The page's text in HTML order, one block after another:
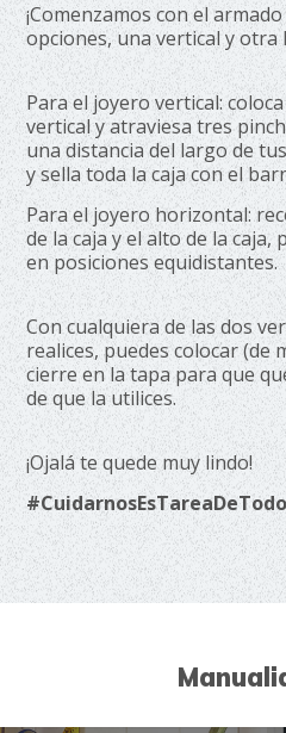
¡Comenzamos con el
opciones, una vertical y otra
Para el joyero vertical:
vertical y atraviesa tres
una distancia del largo de
y sella toda la caja con el
Para el joyero horizontal:
de la caja y el alto de la caja,
en posiciones equidistantes.
Con cualquiera de las dos
realices, puedes colocar (de
cierre en la tapa para que
de que la utilices.
¡Ojalá te quede muy lindo!